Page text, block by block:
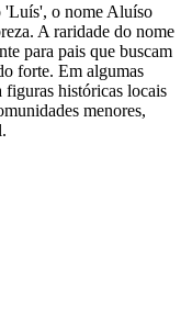
'Luís', o nome Aluíso
A raridade do nome
para pais que buscam
forte. Em algumas
figuras históricas locais
menores,